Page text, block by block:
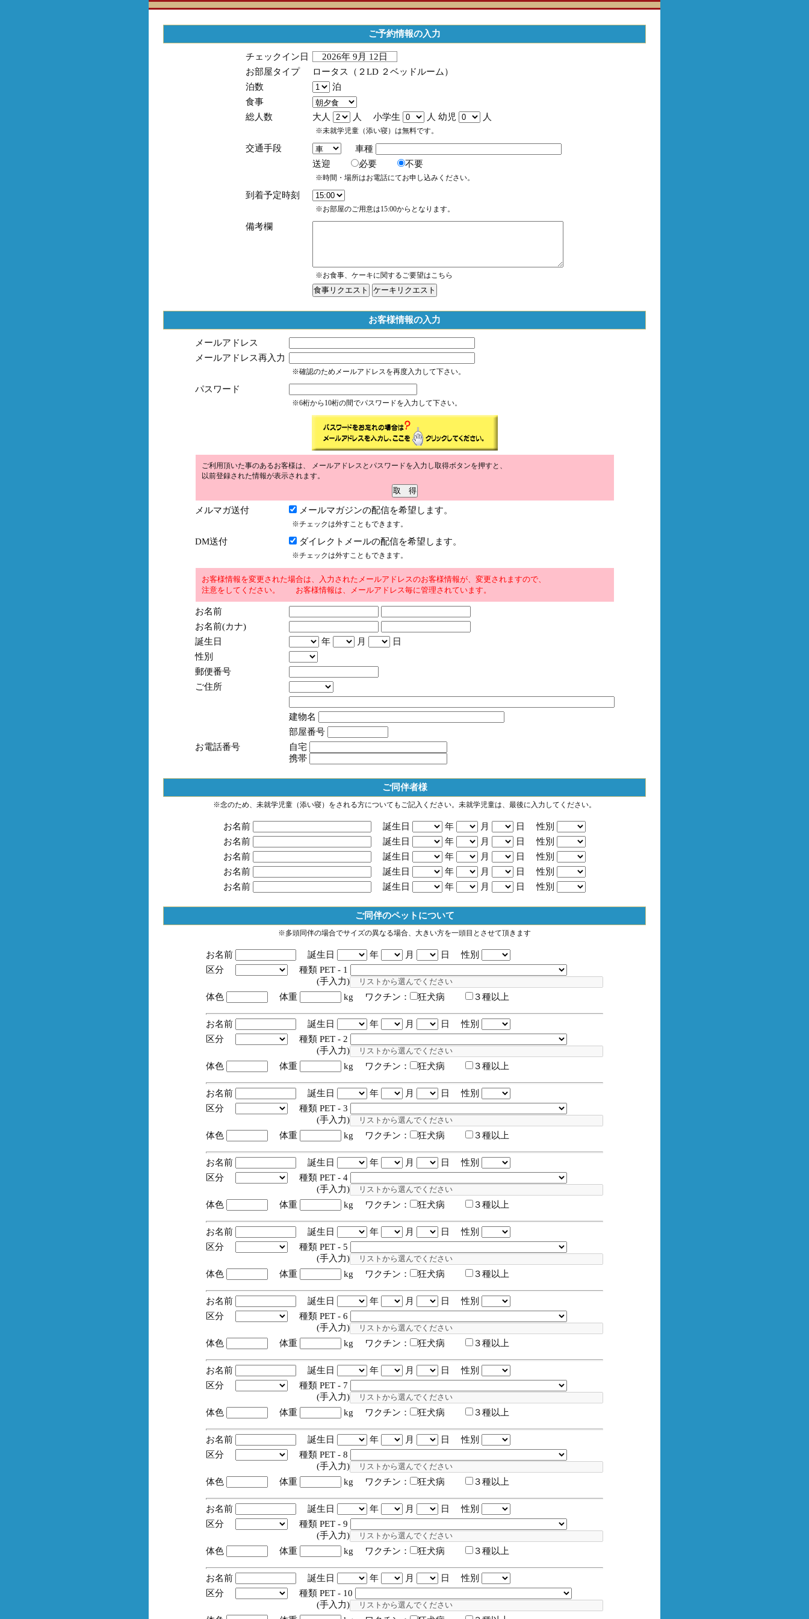
ご予約情報の入力
チェックイン日
2026年 9月 12日
お部屋タイプ
ロータス（２LD ２ベッドルーム）
泊数
泊
食事
総人数
大人 人 小学生 人 幼児 人
※未就学児童（添い寝）は無料です。
交通手段
車種
送迎
必要 不要
※時間・場所はお電話にてお申し込みください。
到着予定時刻
※お部屋のご用意は15:00からとなります。
備考欄
※お食事、ケーキに関するご要望はこちら
お客様情報の入力
メールアドレス
メールアドレス再入力
※確認のためメールアドレスを再度入力して下さい。
パスワード
※6桁から10桁の間でパスワードを入力して下さい。
ご利用頂いた事のあるお客様は、 メールアドレスとパスワードを入力し取得ボタンを押すと、
以前登録された情報が表示されます。
メルマガ送付 メールマガジンの配信を希望します。
※チェックは外すこともできます。
DM送付 ダイレクトメールの配信を希望します。
※チェックは外すこともできます。
お客様情報を変更された場合は、入力されたメールアドレスのお客様情報が、変更されますので、
注意をしてください。 お客様情報は、メールアドレス毎に管理されています。
お名前
お名前(カナ)
誕生日
年 月
日
性別
郵便番号
ご住所
建物名
部屋番号
お電話番号
自宅
携帯
ご同伴者様
※念のため、未就学児童（添い寝）をされる方についてもご記入ください。未就学児童は、最後に入力してください。
お名前 誕生日 年 月
日 性別
お名前
誕生日 年 月
日 性別
お名前
誕生日 年 月
日 性別
お名前
誕生日 年 月
日 性別
お名前
誕生日 年 月 日 性別
ご同伴のペットについて
※多頭同伴の場合でサイズの異なる場合、大きい方を一頭目とさせて頂きます
お名前 誕生日 年 月
日 性別
区分
種類 PET - 1
(手入力)
体色
体重 kg ワクチン： 狂犬病 ３種以上
お名前 誕生日 年 月
日 性別
区分
種類 PET - 2
(手入力)
体色
体重 kg ワクチン： 狂犬病 ３種以上
お名前 誕生日 年 月
日 性別
区分
種類 PET - 3
(手入力)
体色
体重 kg ワクチン： 狂犬病 ３種以上
お名前 誕生日 年 月
日 性別
区分
種類 PET - 4
(手入力)
体色
体重 kg ワクチン： 狂犬病 ３種以上
お名前 誕生日 年 月
日 性別
区分
種類 PET - 5
(手入力)
体色
体重 kg ワクチン： 狂犬病 ３種以上
お名前 誕生日 年 月
日 性別
区分
種類 PET - 6
(手入力)
体色
体重 kg ワクチン： 狂犬病 ３種以上
お名前 誕生日 年 月
日 性別
区分
種類 PET - 7
(手入力)
体色
体重 kg ワクチン： 狂犬病 ３種以上
お名前 誕生日 年 月
日 性別
区分
種類 PET - 8
(手入力)
体色
体重 kg ワクチン： 狂犬病 ３種以上
お名前 誕生日 年 月
日 性別
区分
種類 PET - 9
(手入力)
体色
体重 kg ワクチン： 狂犬病 ３種以上
お名前 誕生日 年 月
日 性別
区分
種類 PET - 10
(手入力)